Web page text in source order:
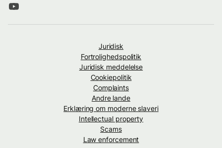
Juridisk
Fortrolighedspolitik
Juridisk meddelelse
Cookiepolitik
Complaints
Andre lande
Erklæring om moderne slaveri
Intellectual property
Scams
Law enforcement